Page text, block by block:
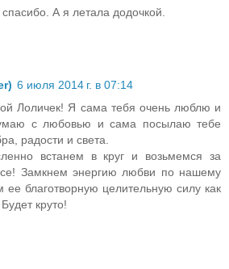
А я летала додочкой.
6 июля 2014 г. в 07:14
Лоличек! Я сама тебя очень люблю и
с любовью и сама посылаю тебе
радости и света.
встанем в круг и возьмемся за
Замкнем энергию любви по нашему
ее благотворную целительную силу как
круто!